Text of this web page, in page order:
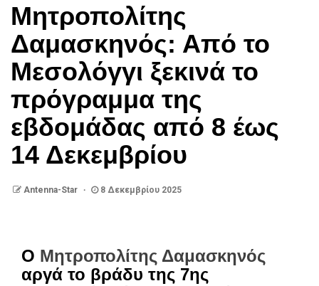
Μητροπολίτης
Δαμασκηνός: Από το
Μεσολόγγι ξεκινά το
πρόγραμμα της
εβδομάδας από 8 έως
14 Δεκεμβρίου
Antenna-Star 8 Δεκεμβρίου 2025
Ο Μητροπολίτης Δαμασκηνός
αργά το βράδυ της 7ης